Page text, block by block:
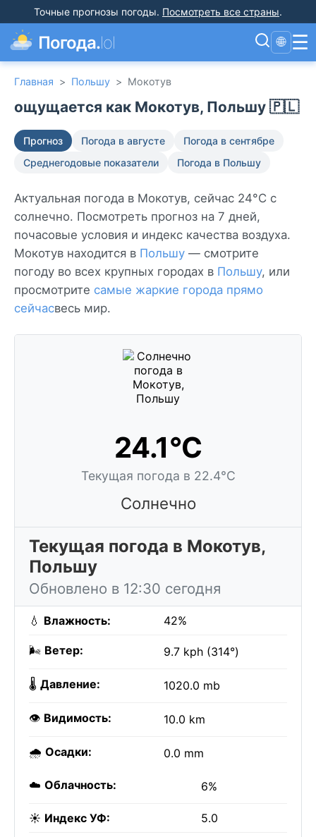
Точные прогнозы погоды. Посмотреть все страны.
Погода.lol 🌐 ☰
Главная > Польшу > Мокотув
ощущается как Мокотув, Польшу 🇵🇱
Прогноз Погода в августе
Погода в сентябре
Среднегодовые показатели
Погода в Польшу
Актуальная погода в Мокотув, сейчас 24°C с
солнечно. Посмотреть прогноз на 7 дней,
почасовые условия и индекс качества воздуха.
Мокотув находится в Польшу — смотрите
погоду во всех крупных городах в Польшу, или
просмотрите самые жаркие города прямо
сейчасвесь мир.
24.1°C
Текущая погода в 22.4°C
Солнечно
Текущая погода в Мокотув,
Польшу
Обновлено в 12:30 сегодня
💧 Влажность: 42%
🌬️ Ветер: 9.7 kph (314°)
🌡️ Давление: 1020.0 mb
👁️ Видимость: 10.0 km
🌧️ Осадки: 0.0 mm
☁️ Облачность: 6%
☀️ Индекс УФ: 5.0